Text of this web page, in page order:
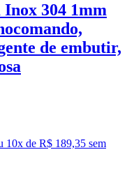
304 1mm
de embutir,
10x de R$ 189,35 sem